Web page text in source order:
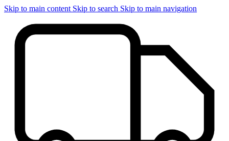
Skip to main content Skip to search Skip to main navigation